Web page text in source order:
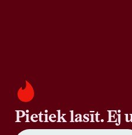
Pietiek lasīt. Ej